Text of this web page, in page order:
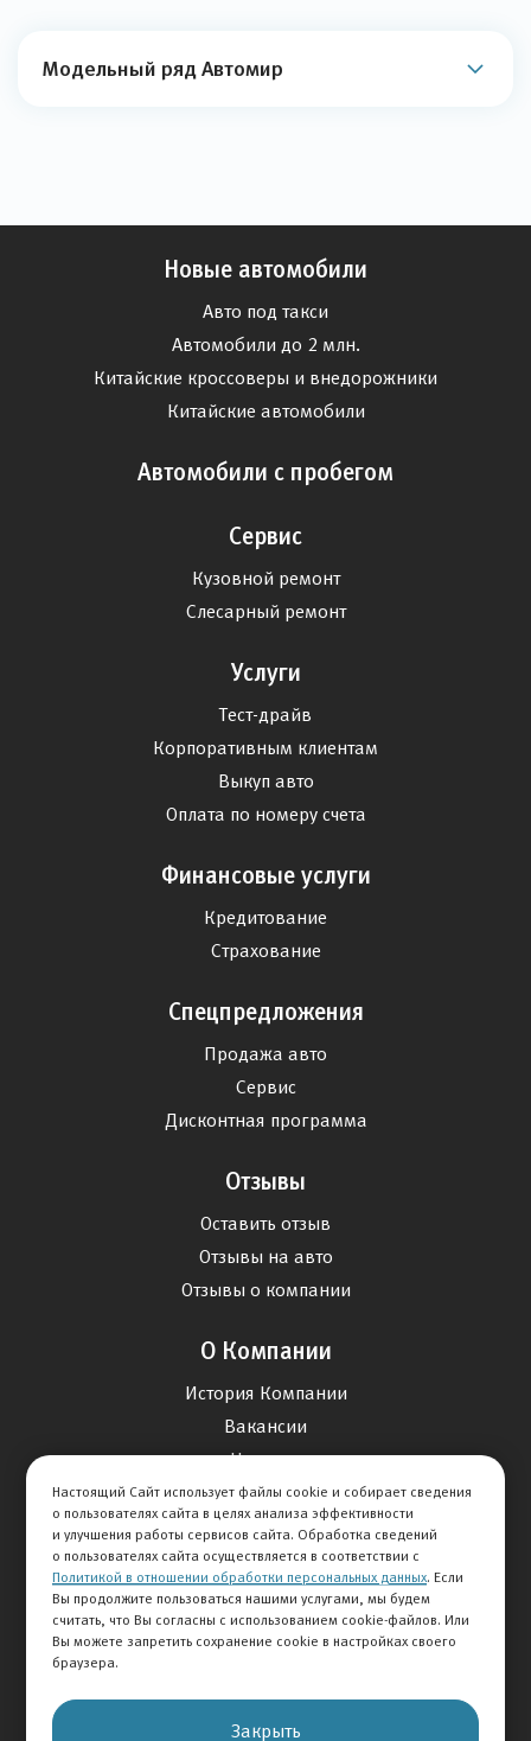
Модельный ряд Автомир
Новые автомобили
Авто под такси
Автомобили до 2 млн.
Китайские кроссоверы и внедорожники
Китайские автомобили
Автомобили с пробегом
Сервис
Кузовной ремонт
Слесарный ремонт
Услуги
Тест-драйв
Корпоративным клиентам
Выкуп авто
Оплата по номеру счета
Финансовые услуги
Кредитование
Страхование
Спецпредложения
Продажа авто
Сервис
Дисконтная программа
Отзывы
Оставить отзыв
Отзывы на авто
Отзывы о компании
О Компании
История Компании
Вакансии
Новости
Карта сайта
Контакты
+7 495 292-60-60
Настоящий Сайт использует файлы cookie и собирает сведения
о пользователях сайта в целях анализа эффективности
и улучшения работы сервисов сайта. Обработка сведений
о пользователях сайта осуществляется в соответствии с
Политикой в отношении обработки персональных данных. Если
Вы продолжите пользоваться нашими услугами, мы будем
считать, что Вы согласны с использованием cookie-файлов. Или
Вы можете запретить сохранение cookie в настройках своего
браузера.
Закрыть